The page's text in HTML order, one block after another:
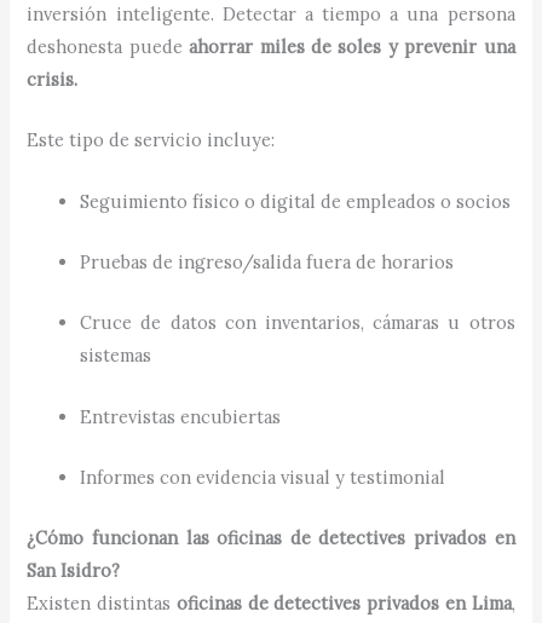
inversión inteligente. Detectar a tiempo a una persona
deshonesta puedeahorrar miles de soles y prevenir una
crisis.
Este tipo de servicio incluye:
Seguimiento físico o digital de empleados o socios
Pruebas de ingreso/salida fuera de horarios
Cruce de datos con inventarios, cámaras u otros
sistemas
Entrevistas encubiertas
Informes con evidencia visual y testimonial
¿Cómo funcionan las oficinas de detectives privados en
San Isidro?
Existen distintas oficinas de detectives privados en Lima,